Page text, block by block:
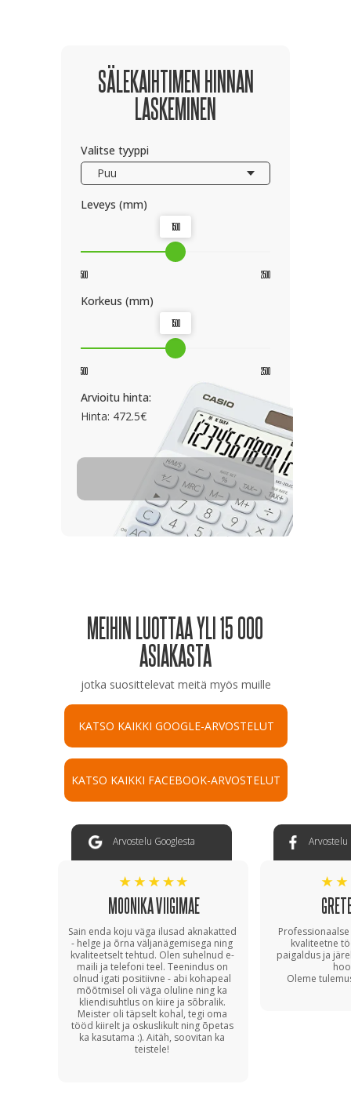
SÄLEKAIHTIMEN HINNAN
LASKEMINEN
Valitse tyyppi
Leveys (mm)
1500
500 2500
Korkeus (mm)
1500
500 2500
Arvioitu hinta:
Hinta: 472.5€
MEIHIN LUOTTAA YLI 15 000
ASIAKASTA
jotka suosittelevat meitä myös muille
KATSO KAIKKI FACEBOOK-ARVOSTELUT
KATSO KAIKKI GOOGLE-ARVOSTELUT
Arvostelu Googlesta
MOONIKA VIIGIMAE
Sain enda koju väga ilusad aknakatted
- helge ja õrna väljanägemisega ning
kvaliteetselt tehtud. Olen suhelnud e-
maili ja telefoni teel. Teenindus on
olnud igati positiivne - abi kohapeal
mõõtmisel oli väga oluline ning ka
kliendisuhtlus on kiire ja sõbralik.
Meister oli täpselt kohal, tegi oma
tööd kiirelt ja oskuslikult ning õpetas
ka kasutama :). Aitäh, soovitan ka
teistele!
Arvostelu
kvaliteetne
paigaldus ja
Oleme